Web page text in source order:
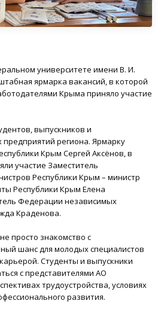
университете имени В. И.
ярмарка вакансий, в которой
Крыма приняло участие
выпускников и
региона. Ярмарку
Крым Сергей Аксёнов, в
участие Заместитель
Республики Крым – министр
Республики Крым Елена
Федерации независимых
Краденова.
просто знакомство с
шанс для молодых специалистов
Студенты и выпускники
с представителями АО
трудоустройства, условиях
развития.